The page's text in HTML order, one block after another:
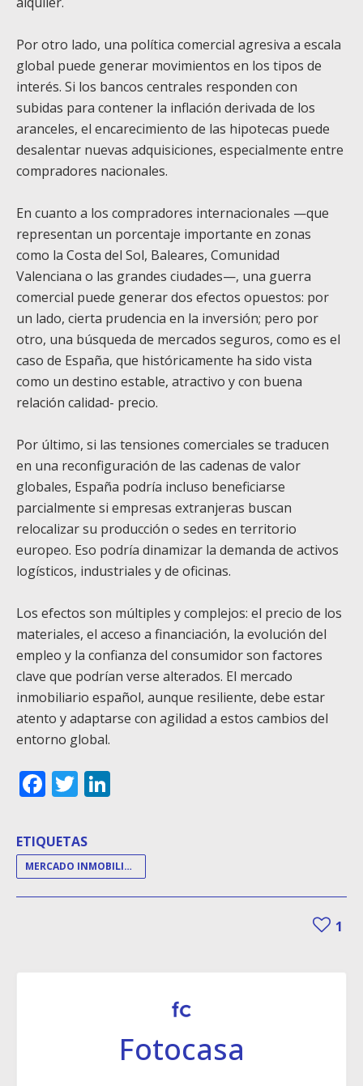
Por otro lado, una política comercial agresiva a escala
global puede generar movimientos en los tipos de
interés. Si los bancos centrales responden con
subidas para contener la inflación derivada de los
aranceles, el encarecimiento de las hipotecas puede
desalentar nuevas adquisiciones, especialmente entre
compradores nacionales.
En cuanto a los compradores internacionales —que
representan un porcentaje importante en zonas
como la Costa del Sol, Baleares, Comunidad
Valenciana o las grandes ciudades—, una guerra
comercial puede generar dos efectos opuestos: por
un lado, cierta prudencia en la inversión; pero por
otro, una búsqueda de mercados seguros, como es el
caso de España, que históricamente ha sido vista
como un destino estable, atractivo y con buena
relación calidad- precio.
Por último, si las tensiones comerciales se traducen
en una reconfiguración de las cadenas de valor
globales, España podría incluso beneficiarse
parcialmente si empresas extranjeras buscan
relocalizar su producción o sedes en territorio
europeo. Eso podría dinamizar la demanda de activos
logísticos, industriales y de oficinas.
Los efectos son múltiples y complejos: el precio de los
materiales, el acceso a financiación, la evolución del
empleo y la confianza del consumidor son factores
clave que podrían verse alterados. El mercado
inmobiliario español, aunque resiliente, debe estar
atento y adaptarse con agilidad a estos cambios del
entorno global.
Facebook
Twitter
ETIQUETAS
MERCADO INMOBILIARIO
1
Fotocasa